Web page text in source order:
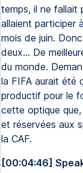
temps, il ne fallait
allaient participer
mois de juin.
deux… De
du monde.
la FIFA aurait été
productif pour le
cette optique
et réservées aux
la CAF.
[00:04:46]